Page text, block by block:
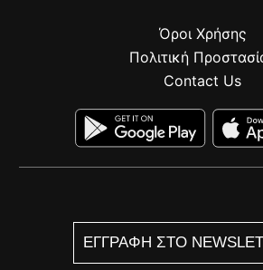
ΕΓΓΡΑΦΗ ΣΤΟ
Όροι Χρήσης
Πολιτική
Contact Us